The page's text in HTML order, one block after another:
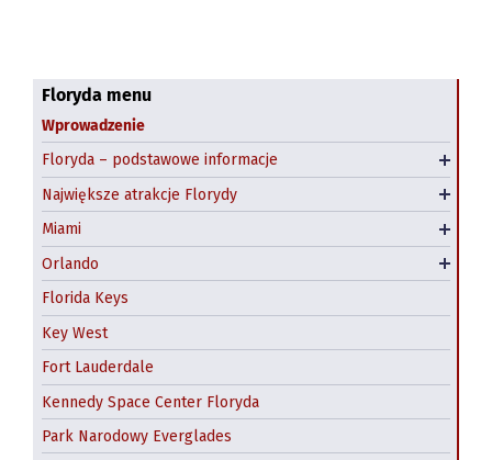
Floryda menu
Wprowadzenie
Floryda – podstawowe informacje
Klimat Florydy
Floryda - kiedy jechać?
Polonia na Florydzie
Największe atrakcje Florydy
Najpiękniejsze plaże Florydy
Niecodzienne atrakcje Florydy
Parki narodowe i rezerwaty przyrody
Big Cat Rescue, Tampa
Miami
Downtown Miami
Little Havana, Miami
South Beach
Hotele w Miami
Orlando
Darmowe atrakcje Orlando
Kissimmee
Florida Keys
Key West
Fort Lauderdale
Kennedy Space Center Floryda
Park Narodowy Everglades
Magic Kingdom
Epcot
Animal Kingdom
Hollywood Studios
Tańsze bilety do Disney World i Universal Orlando
– gdzie kupić?
Universal Studios Florida
Islands of Adventure